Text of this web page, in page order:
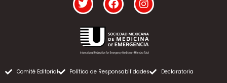
Comité Editorial Política de Responsabilidades
Declaratoria